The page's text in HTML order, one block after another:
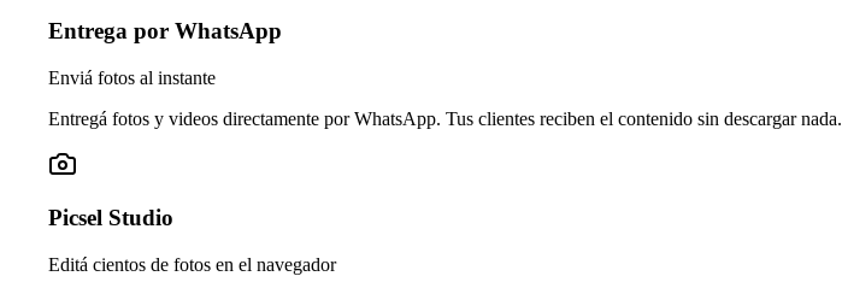
Entrega por WhatsApp
Enviá fotos al instante
Entregá fotos y videos directamente por WhatsApp. Tus clientes reciben el contenido sin descargar nada.
Picsel Studio
Editá cientos de fotos en el navegador